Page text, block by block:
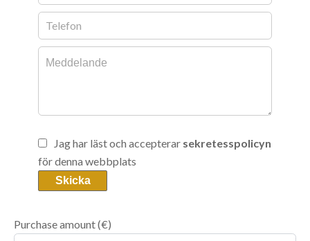
Jag har läst och accepterar sekretesspolicyn
för denna webbplats
Skicka
Purchase amount(€)